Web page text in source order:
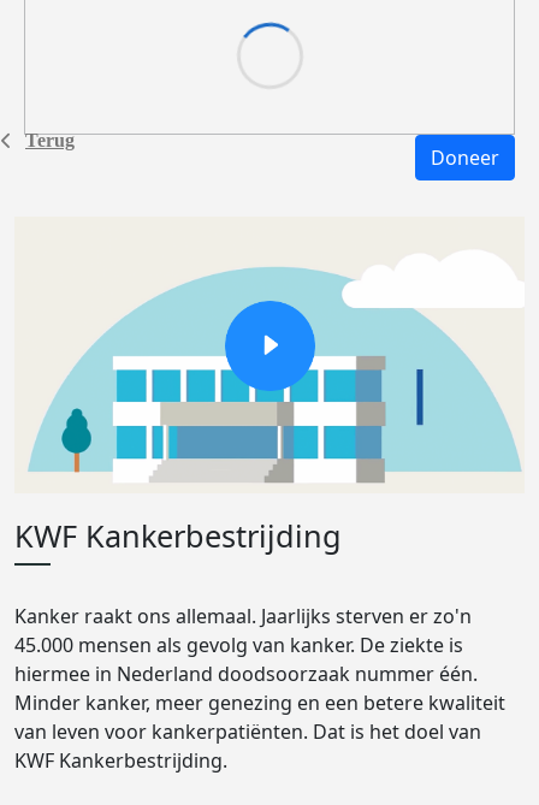
Terug
Doneer
KWF Kankerbestrijding
Kanker raakt ons allemaal. Jaarlijks sterven er zo'n
45.000 mensen als gevolg van kanker. De ziekte is
hiermee in Nederland doodsoorzaak nummer één.
Minder kanker, meer genezing en een betere kwaliteit
van leven voor kankerpatiënten. Dat is het doel van
KWF Kankerbestrijding.